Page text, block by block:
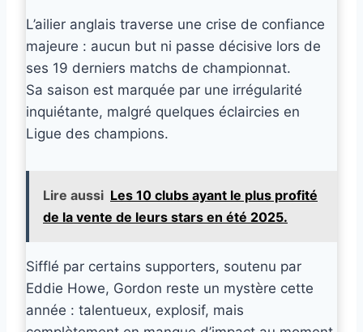
L’ailier anglais traverse une crise de confiance
majeure : aucun but ni passe décisive lors de
ses 19 derniers matchs de championnat.
Sa saison est marquée par une irrégularité
inquiétante, malgré quelques éclaircies en
Ligue des champions.
Lire aussi Les 10 clubs ayant le plus profité
de la vente de leurs stars en été 2025.
Sifflé par certains supporters, soutenu par
Eddie Howe, Gordon reste un mystère cette
année : talentueux, explosif, mais